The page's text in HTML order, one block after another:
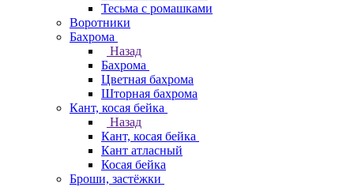
Тесьма с ромашками
Воротники
Бахрома
Назад
Бахрома
Цветная бахрома
Шторная бахрома
Кант, косая бейка
Назад
Кант, косая бейка
Кант атласный
Косая бейка
Броши, застёжки